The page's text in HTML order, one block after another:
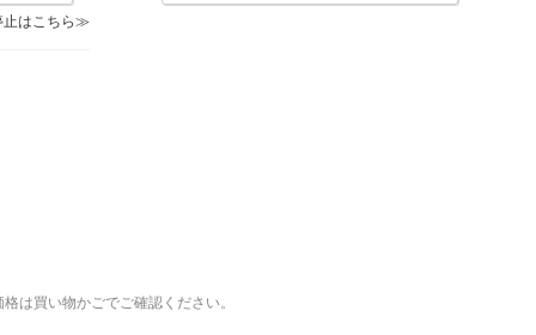
はこちら
は買い物かごでご確認ください。